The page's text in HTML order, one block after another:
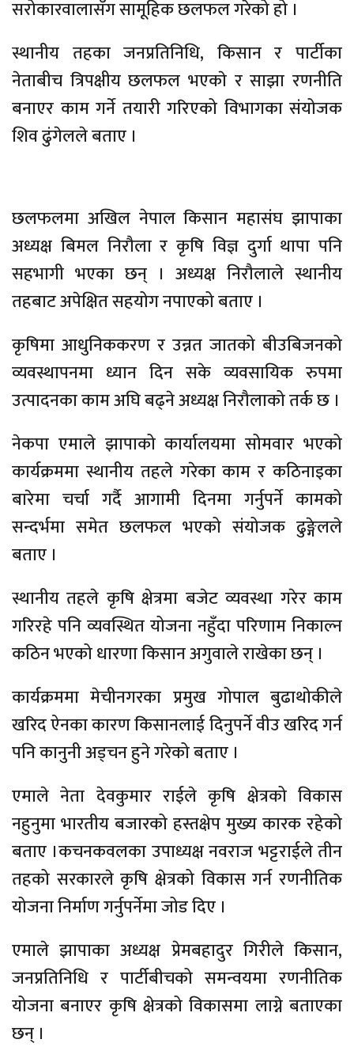
सरोकारवालासँग सामूहिक छलफल गरेको हो ।
स्थानीय तहका जनप्रतिनिधि, किसान र पार्टीका
नेताबीच त्रिपक्षीय छलफल भएकाे र साझा रणनीति
बनाएर काम गर्ने तयारी गरिएको विभागका संयोजक
शिव ढुंगेलले बताए ।
छलफलमा अखिल नेपाल किसान महासंघ झापाका
अध्यक्ष बिमल निरौला र कृषि विज्ञ दुर्गा थापा पनि
सहभागी भएका छन् । अध्यक्ष निरौलाले स्थानीय
तहबाट अपेक्षित सहयोग नपाएको बताए ।
कृषिमा आधुनिककरण र उन्नत जातको बीउबिजनको
व्यवस्थापनमा ध्यान दिन सके व्यवसायिक रुपमा
उत्पादनका काम अघि बढ्ने अध्यक्ष निरौलाको तर्क छ ।
नेकपा एमाले झापाको कार्यालयमा सोमवार भएको
कार्यक्रममा स्थानीय तहले गरेका काम र कठिनाइका
बारेमा चर्चा गर्दै आगामी दिनमा गर्नुपर्ने कामको
सन्दर्भमा समेत छलफल भएको संयोजक ढुङ्गेलले
बताए ।
स्थानीय तहले कृषि क्षेत्रमा बजेट व्यवस्था गरेर काम
गरिरहे पनि व्यवस्थित योजना नहुँदा परिणाम निकाल्न
कठिन भएको धारणा किसान अगुवाले राखेका छन् ।
कार्यक्रममा मेचीनगरका प्रमुख गोपाल बुढाथोकीले
खरिद ऐनका कारण किसानलाई दिनुपर्ने वीउ खरिद गर्न
पनि कानुनी अड्चन हुने गरेको बताए ।
एमाले नेता देवकुमार राईले कृषि क्षेत्रको विकास
नहुनुमा भारतीय बजारको हस्तक्षेप मुख्य कारक रहेको
बताए ।कचनकवलका उपाध्यक्ष नवराज भट्टराईले तीन
तहको सरकारले कृषि क्षेत्रको विकास गर्न रणनीतिक
योजना निर्माण गर्नुपर्नेमा जोड दिए ।
एमाले झापाका अध्यक्ष प्रेमबहादुर गिरीले किसान,
जनप्रतिनिधि र पार्टीबीचको समन्वयमा रणनीतिक
योजना बनाएर कृषि क्षेत्रको विकासमा लाग्ने बताएका
छन् ।